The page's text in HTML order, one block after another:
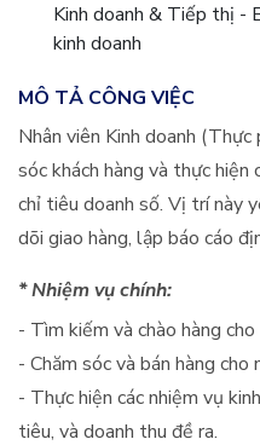
Kinh doanh & Tiếp thị -
kinh doanh
MÔ TẢ CÔNG VIỆC
Nhân viên Kinh doanh
sóc khách hàng và thực
chỉ tiêu doanh số. Vị trí này
dõi giao hàng, lập báo cáo
* Nhiệm vụ chính:​
- Tìm kiếm và chào hàng
- Chăm sóc và bán hàng cho
- Thực hiện các nhiệm vụ
tiêu, và doanh thu đề ra.